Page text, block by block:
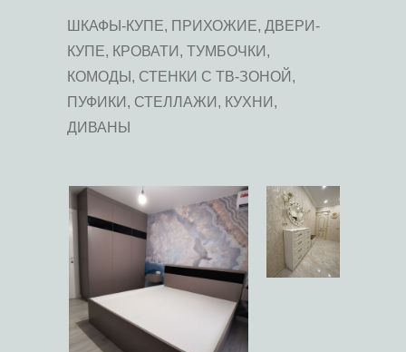
ШКАФЫ-КУПЕ, ПРИХОЖИЕ, ДВЕРИ-
КУПЕ, КРОВАТИ, ТУМБОЧКИ,
КОМОДЫ, СТЕНКИ С ТВ-ЗОНОЙ,
ПУФИКИ, СТЕЛЛАЖИ, КУХНИ,
ДИВАНЫ